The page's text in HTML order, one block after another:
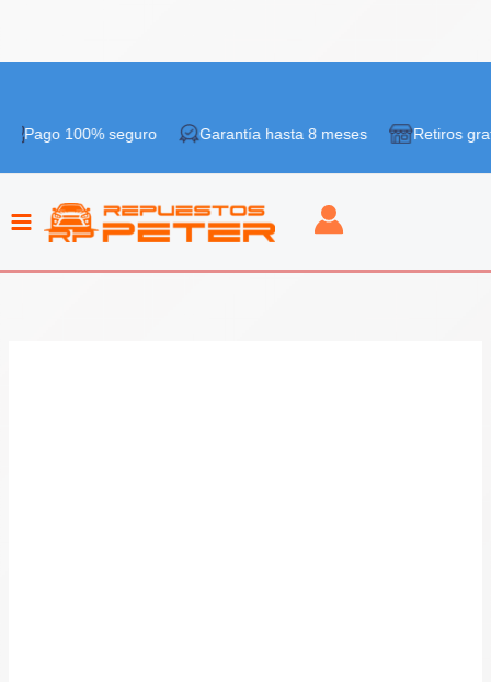
contenido
100% seguro Garantía hasta 8 meses Retiros gratis en